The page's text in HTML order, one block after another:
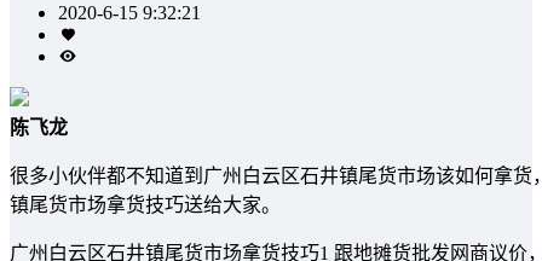
2020-6-15 9:32:21
陈飞龙
很多小伙伴都不知道到广州白云区石井镇尾货市场该如何拿
镇尾货市场拿货技巧送给大家。
广州白云区石井镇尾货市场拿货技巧1 跟地摊货批发网商议